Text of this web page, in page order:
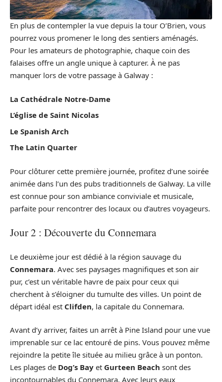
En plus de contempler la vue depuis la tour O’Brien, vous
pourrez vous promener le long des sentiers aménagés.
Pour les amateurs de photographie, chaque coin des
falaises offre un angle unique à capturer. À ne pas
manquer lors de votre passage à Galway :
La Cathédrale Notre-Dame
L’église de Saint Nicolas
Le Spanish Arch
The Latin Quarter
Pour clôturer cette première journée, profitez d’une soirée
animée dans l’un des pubs traditionnels de Galway. La ville
est connue pour son ambiance conviviale et musicale,
parfaite pour rencontrer des locaux ou d’autres voyageurs.
Jour 2 : Découverte du Connemara
Le deuxième jour est dédié à la région sauvage du
Connemara. Avec ses paysages magnifiques et son air
pur, c’est un véritable havre de paix pour ceux qui
cherchent à s’éloigner du tumulte des villes. Un point de
départ idéal est Clifden, la capitale du Connemara.
Avant d’y arriver, faites un arrêt à Pine Island pour une vue
imprenable sur ce lac entouré de pins. Vous pouvez même
rejoindre la petite île située au milieu grâce à un ponton.
Les plages de Dog’s Bay et Gurteen Beach sont des
incontournables du Connemara. Avec leurs eaux